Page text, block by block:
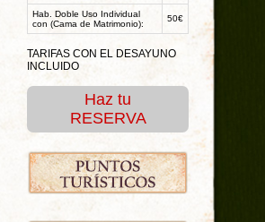
Hab. Doble Uso Individual
con (Cama de Matrimonio):
50€
TARIFAS CON EL DESAYUNO
INCLUIDO
Haz tu
RESERVA